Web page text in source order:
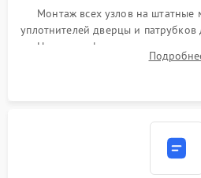
Монтаж всех узлов на штатные
уплотнителей дверцы и
Надежная фиксация хомутов
сборка корпуса и